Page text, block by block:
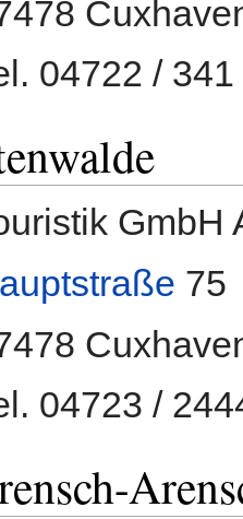
04722 / 341
GmbH
75
04723 /